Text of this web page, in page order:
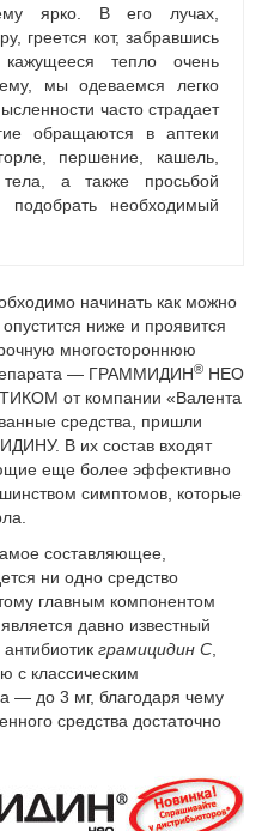
ярко. В его лучах,
греется кот, забравшись
тепло очень
мы одеваемся легко
часто страдает
обращаются в аптеки
першение, кашель,
а также просьбой
необходимый
начинать как можно
ниже и проявится
многостороннюю
— ГРАММИДИН® НЕО
от компании «Валента
средства, пришли
В их состав входят
еще более эффективно
симптомов, которые
составляющее,
ни одно средство
главным компонентом
давно известный
грамицидин С
с классическим
— до 3 мг, благодаря чему
средства достаточно